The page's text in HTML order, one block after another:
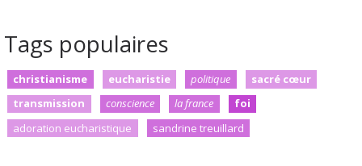
Tags populaires
christianisme eucharistie politique
sacré cœur
transmission
conscience la france
foi
adoration eucharistique
sandrine treuillard